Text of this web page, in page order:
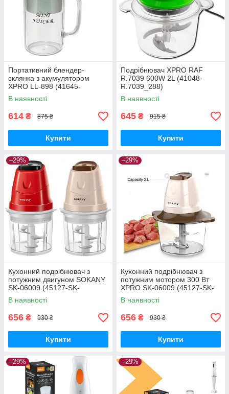
Портативний блендер-
склянка з акумулятором
XPRO LL-898 (41645-
16032_235)
В наявності
614 ₴ 875 ₴
Купити
Подрібнювач XPRO RAF
R.7039 600W 2L (41048-
R.7039_288)
В наявності
645 ₴ 915 ₴
Купити
–29%
Кухонний подрібнювач з
потужним двигуном SOKANY
SK-06009 (45127-SK-
06009_259)
В наявності
656 ₴ 930 ₴
Купити
–29%
Кухонний подрібнювач з
потужним мотором 300 Вт
XPRO SK-06009 (45127-SK-
06009_257)
В наявності
656 ₴ 930 ₴
Купити
–29% –29%